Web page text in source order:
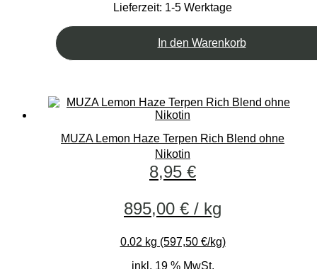
Lieferzeit: 1-5 Werktage
In den Warenkorb
MUZA Lemon Haze Terpen Rich Blend ohne
Nikotin
8,95 €
895,00 € / kg
0.02 kg (597,50 €/kg)
inkl. 19 % MwSt.